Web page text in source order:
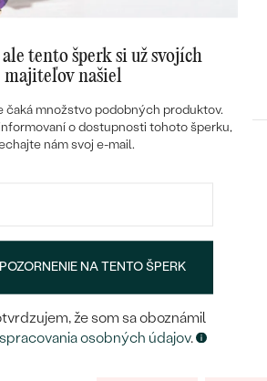
Diamant
0.102 ct
2 mm
Úprava farby
Diamant
16
4.9
tento šperk si už svojích
majiteľov našiel
čaká množstvo podobných produktov.
o dostupnosti tohoto šperku,
nám svoj e-mail.
NA TENTO ŠPERK
že som sa oboznámil
osobných údajov.